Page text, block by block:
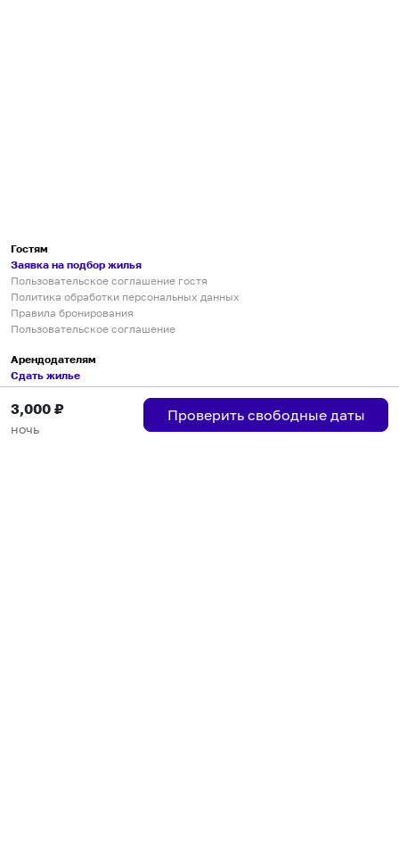
3,000 ₽
ночь
Проверить свободные даты
Гостям
Заявка на подбор жилья
Пользовательское соглашение гостя
Политика обработки персональных данных
Правила бронирования
Пользовательское соглашение
Арендодателям
Сдать жилье
Пользовательское соглашение
Правила публикации объявлений